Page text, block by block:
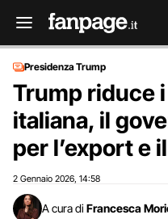
Presidenza Trump
Trump riduce
italiana, il
per l’export e
2 Gennaio 2026 14:58
A cura di Francesca